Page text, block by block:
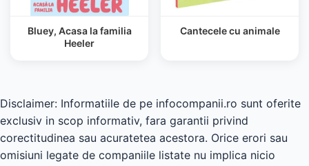
Bluey, Acasa la familia
Heeler
Cantecele cu animale
Disclaimer: Informatiile de pe infocompanii.ro sunt oferite
exclusiv in scop informativ, fara garantii privind
corectitudinea sau acuratetea acestora. Orice erori sau
omisiuni legate de companiile listate nu implica nicio